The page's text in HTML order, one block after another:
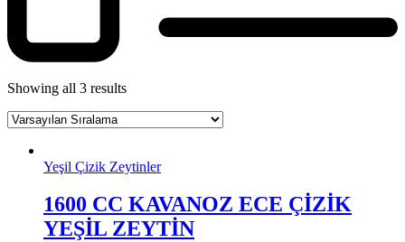
Showing all 3 results
Yeşil Çizik Zeytinler
1600 CC KAVANOZ ECE ÇİZİK
YEŞİL ZEYTİN